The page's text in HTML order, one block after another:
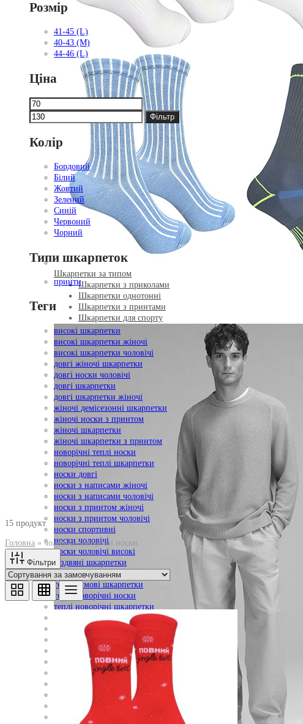
Шкарпетки за типом
Шкарпетки з приколами
Шкарпетки однотонні
Шкарпетки з принтами
Шкарпетки для спорту
Розмір
41-45 (L)
40-43 (M)
44-46 (L)
Ціна
Мінімальна
ціна
Найбільша
цінаФільтр
Колір
Бордовий
Білий
Жовтий
Зелений
Синій
Червоний
Чорний
Типи шкарпеток
принти
Теги
високі шкарпетки
високі шкарпетки жіночі
високі шкарпетки чоловічі
довгі жіночі шкарпетки
довгі носки чоловічі
довгі шкарпетки
довгі шкарпетки жіночі
жіночі демісезонні шкарпетки
жіночі носки з принтом
жіночі шкарпетки
жіночі шкарпетки з принтом
новорічні теплі носки
новорічні теплі шкарпетки
носки довгі
носки з написами жіночі
носки з написами чоловічі
носки з принтом жіночі
носки з принтом чоловічі
носки спортивні
носки чоловічі
носки чоловічі високі
різдвяні шкарпетки
теплі зимові носки
теплі зимові шкарпетки
теплі новорічні носки
теплі новорічні шкарпетки
утеплені шкарпетки
чоловічі носки
чоловічі носки з принтом
чоловічі шкарпетки
чоловічі шкарпетки з принтом
шкарпетки високі
шкарпетки довгі жіночі
шкарпетки жіночі
15 продукт
Головна » чоловічі новорічні носки
Фільтри